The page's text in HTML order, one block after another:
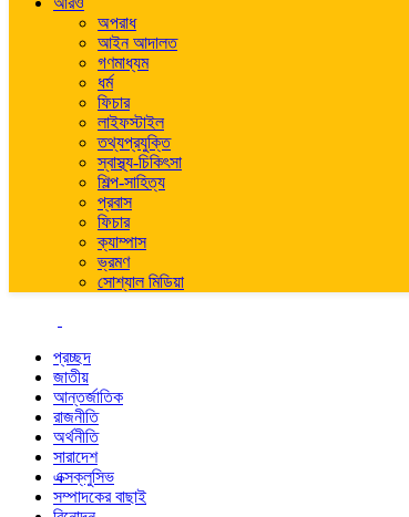
অপরাধ
আইন আদালত
গণমাধ্যম
ধর্ম
ফিচার
লাইফস্টাইল
তথ্যপ্রযুক্তি
স্বাস্থ্য-চিকিৎসা
শিল্প-সাহিত্য
প্রবাস
ফিচার
ক্যাম্পাস
ভ্রমণ
সোশ্যাল মিডিয়া
প্রচ্ছদ
জাতীয়
আন্তর্জাতিক
রাজনীতি
অর্থনীতি
সারাদেশ
এক্সক্লুসিভ
সম্পাদকের বাছাই